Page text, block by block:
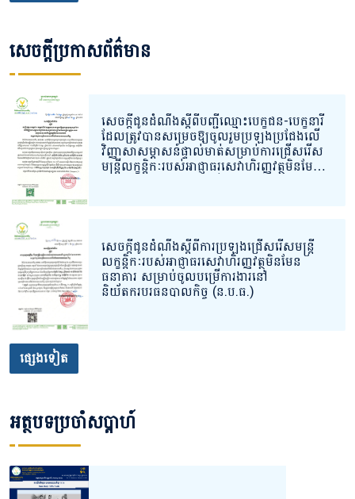
សេចក្តីប្រកាសព័ត៌មាន
សេចក្ដីជូនដំណឹងស្ដីពីបញ្ជីឈ្មោះបេក្ខជន-បេក្ខនារី
ដែលត្រូវបានសម្រេចឱ្យចូលរួមប្រឡងប្រជែងលើ
វិញ្ញាសាសម្ភាសន៍ផ្ទាល់មាត់សម្រាប់ការជ្រើសរើស
មន្ត្រីលក្ខន្តិកៈរបស់អាជ្ញាធរសេវាហិរញ្ញវត្ថុមិនមែន
ធនាគារ សម្រាប់ចូលបម្រើការងារនៅ
សេចក្ដីជូនដំណឹងស្ដីពីការប្រឡងជ្រើសរើសមន្ត្រី
លក្ខន្តិកៈរបស់អាជ្ញាធរសេវាហិរញ្ញវត្ថុមិនមែន
ធនាគារ សម្រាប់ចូលបម្រើការងារនៅ
និយ័តករបរធនបាលកិច្ច (ន.ប.ធ.)
ផ្សេងទៀត
អត្ថបទប្រចាំសប្តាហ៍